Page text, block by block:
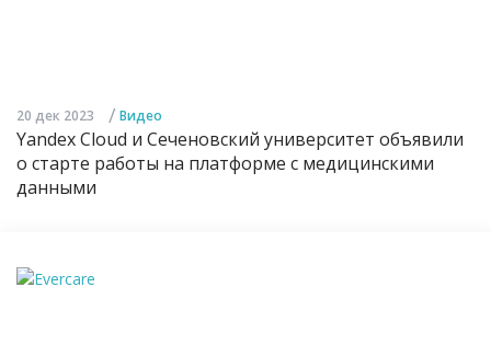
20 дек 2023 / Видео
Yandex Cloud и Сеченовский университет объявили
о старте работы на платформе с медицинскими
данными